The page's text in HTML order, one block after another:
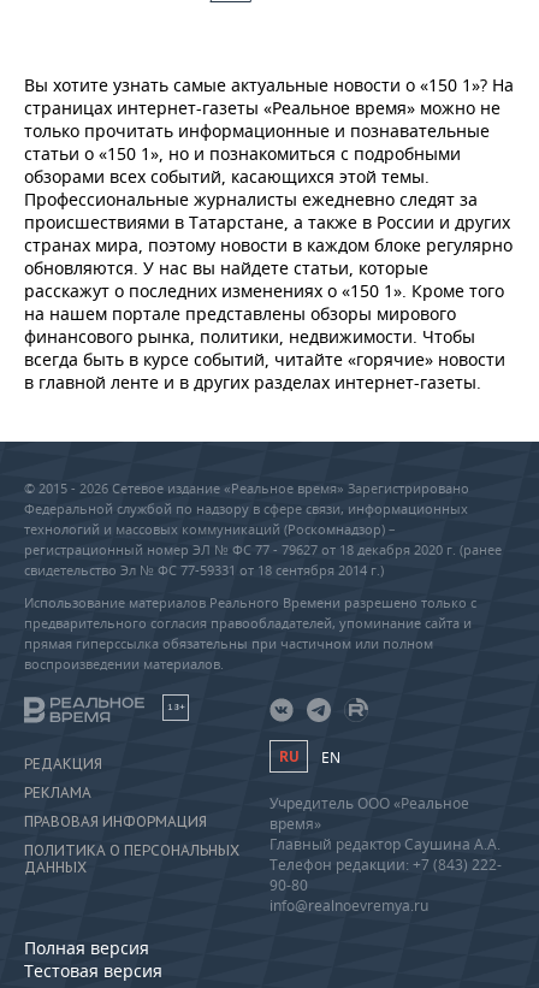
Вы хотите узнать самые актуальные новости о «150 1»? На
страницах интернет-газеты «Реальное время» можно не
только прочитать информационные и познавательные
статьи о «150 1», но и познакомиться с подробными
обзорами всех событий, касающихся этой темы.
Профессиональные журналисты ежедневно следят за
происшествиями в Татарстане, а также в России и других
странах мира, поэтому новости в каждом блоке регулярно
обновляются. У нас вы найдете статьи, которые
расскажут о последних изменениях о «150 1». Кроме того
на нашем портале представлены обзоры мирового
финансового рынка, политики, недвижимости. Чтобы
всегда быть в курсе событий, читайте «горячие» новости
в главной ленте и в других разделах интернет-газеты.
© 2015 - 2026 Сетевое издание «Реальное время» Зарегистрировано
Федеральной службой по надзору в сфере связи, информационных
технологий и массовых коммуникаций (Роскомнадзор) –
регистрационный номер ЭЛ № ФС 77 - 79627 от 18 декабря 2020 г. (ранее
свидетельство Эл № ФС 77-59331 от 18 сентября 2014 г.)
Использование материалов Реального Времени разрешено только с
предварительного согласия правообладателей, упоминание сайта и
прямая гиперссылка обязательны при частичном или полном
воспроизведении материалов.
18+
РЕДАКЦИЯ
РЕКЛАМА
ПРАВОВАЯ ИНФОРМАЦИЯ
ПОЛИТИКА О ПЕРСОНАЛЬНЫХ
ДАННЫХ
Полная версия
Тестовая версия
RU EN
Учредитель ООО «Реальное
время»
Главный редактор Саушина А.А.
Телефон редакции: +7 (843) 222-
90-80
info@realnoevremya.ru